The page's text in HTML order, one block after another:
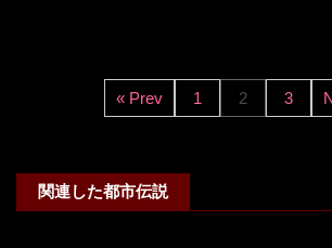
« Prev 1 2 3
関連した都市伝説